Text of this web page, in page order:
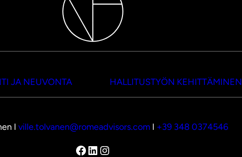
JA NEUVONTA HALLITUSTYÖN KEHITTÄMINEN
I ville.tolvanen@romeadvisors.comI +39 348 0374546
Facebook
LinkedIn
Instagram